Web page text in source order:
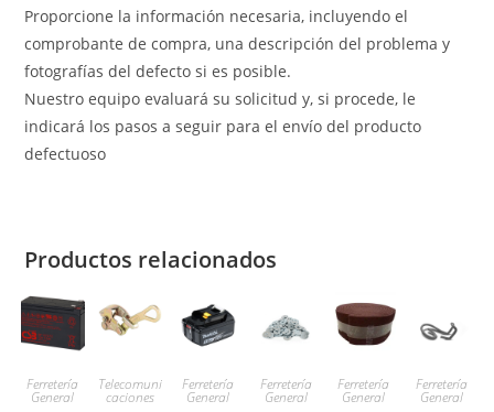
Proporcione la información necesaria, incluyendo el
comprobante de compra, una descripción del problema y
fotografías del defecto si es posible.
Nuestro equipo evaluará su solicitud y, si procede, le
indicará los pasos a seguir para el envío del producto
defectuoso
Productos relacionados
Ferretería
General
Telecomuni
caciones
Ferretería
General
Ferretería
General
Ferretería
General
Ferretería
General